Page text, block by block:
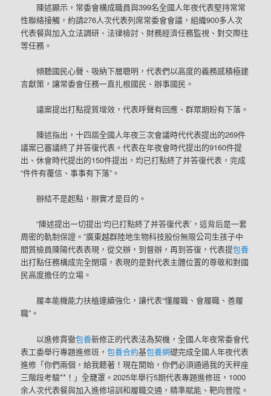
陳述顯示，常委會構成職員與399名全國人年夜代表堅持常常
性聯絡接觸，約請276人次代表列席常委會會議，組織900多人次
代表餐與加入立法調研、法律檢討、財務經濟任務監視、對交際往
等任務。
傾聽國民心聲、吸納下層聰明，代表們以高度的義務感積極建
言獻策，讓常委會任務一直扎根國民、辦事國民。
議案提出打點提質增效，代表呼聲有回應、群眾期盼有下落。
陳述指出，十四屆全國人年夜三次會議時代代表提出的269件
議案已審議終了并答復代表。代表在年夜會時代提出的9160件提
出、休會時代提出的150件提出，均已打點終了并答復代表，完成
“件件有覆信、事事有下落”。
辦結不是起點，辦實才是目的。
“陳述提出一切提出‘均已打點終了并答復代表’，這背后是一套
周密的軌制保證。”廣東越群陸地生物科技股份無限公司生孩子中
間質檢員陳陽代表表現，從交辦，到督辦，再到答復，代表提包養
出打點任務構成完全閉環，表現的是對代表主體位置的尊敬和對國
民高度擔任的立場。
履本能機能力扶植連續強化，讓代表“懂履職、會履職、善履
職”。
以進修貫徹包養新修正的代表法為契機，全國人年夜常委會代
表工委舉行專題進修班，包養合約基包養網礎完成全國人年夜代表
進修「你們兩個，給我聽著！現在開始，你們必須通過我的天秤座
三階段考驗**！」全籠罩。2025年舉行5期代表專題進修班，1000
余人次代表餐與加入進修培訓和履職交通，精準賦能、靶向晉陞。